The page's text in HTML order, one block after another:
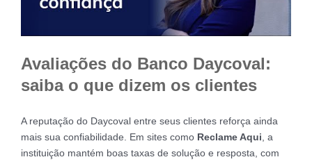
Avaliações do Banco Daycoval:
saiba o que dizem os clientes
A reputação do Daycoval entre seus clientes reforça ainda
mais sua confiabilidade. Em sites como Reclame Aqui , a
instituição mantém boas taxas de solução e resposta, com